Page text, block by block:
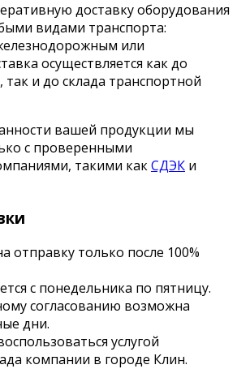
доставку оборудования
видами транспорта:
или
осуществляется как до
так и до склада транспортной
вашей продукции мы
с проверенными
такими какСДЭК и
отправку только после 100%
с понедельника по пятницу.
согласованию возможна
дни.
услугой
компании в городе Клин.